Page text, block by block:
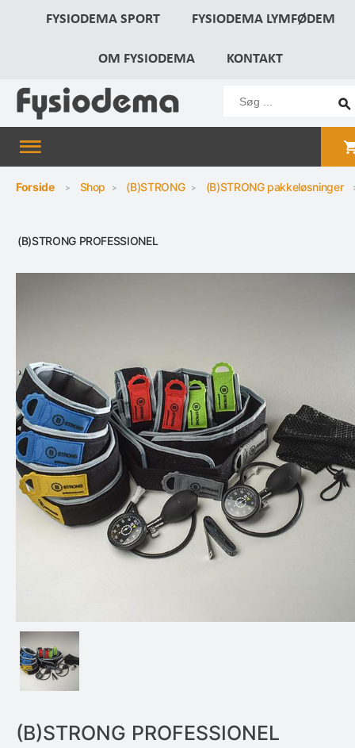
FYSIODEMA SPORT FYSIODEMA LYMFØDEM
OM FYSIODEMA KONTAKT
Forside Shop (B)STRONG (B)STRONG pakkeløsninger
(B)STRONG PROFESSIONEL
(B)STRONG PROFESSIONEL